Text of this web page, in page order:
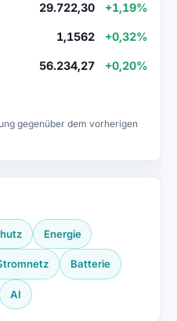
29.722,30 +1,19%
1,1562 +0,32%
56.234,27 +0,20%
gegenüber dem vorherigen
Energie
Batterie
AI